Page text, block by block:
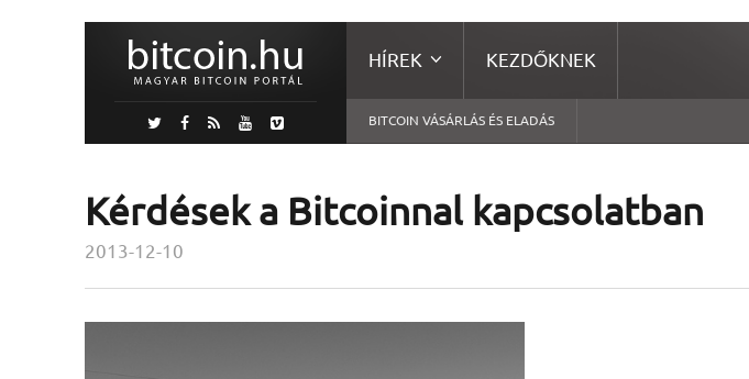
HÍREK KEZDŐKNEK
BITCOIN VÁSÁRLÁS ÉS ELADÁS
Kérdések a Bitcoinnal kapcsolatban
2013-12-10